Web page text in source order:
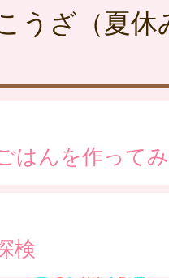
うざ（夏
はんを作って
検